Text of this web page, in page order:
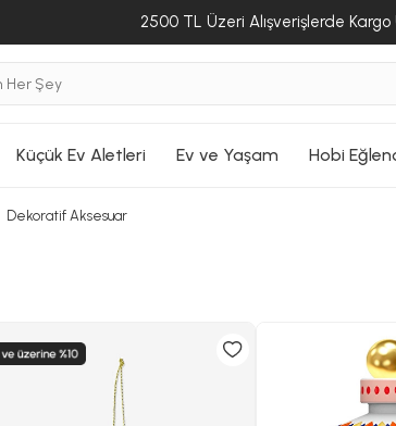
2500 TL Üzeri Alışverişlerde Kargo
Küçük Ev Aletleri Ev ve Yaşam Hobi
Dekoratif Aksesuar